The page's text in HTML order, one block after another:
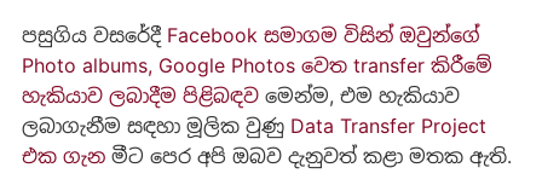
පසුගිය වසරේදී Facebook සමාගම විසින් ඔවුන්ගේ
Photo albums, Google Photos වෙත transfer කිරීමේ
හැකියාව ලබාදීම පිළිබඳවමෙන්ම, එම හැකියාව
ලබාගැනීම සඳහා මූලික වුණු Data Transfer Project
එක ගැනමීට පෙර අපි ඔබව දැනුවත් කළා මතක ඇති.